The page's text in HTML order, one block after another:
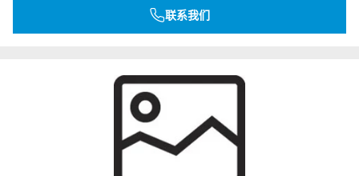
联系我们